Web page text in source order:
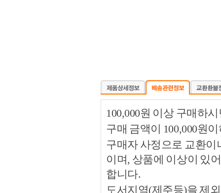
100,000원 이상 구매하
구매 금액이 100,000원
구매자 사정으로 교환이
이며, 상품에 이상이 있
합니다.
도서지역(제주등)을 제